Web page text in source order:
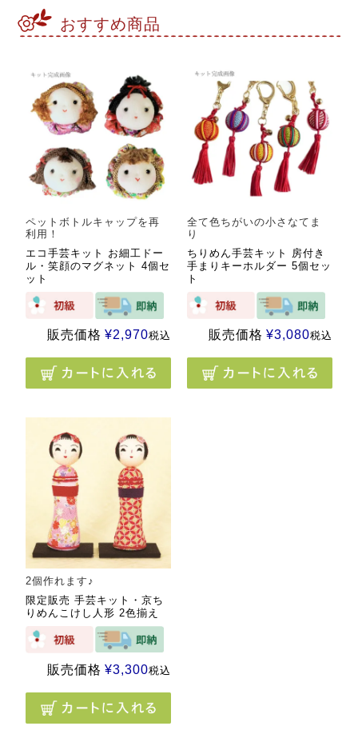
おすすめ商品
ペットボトルキャップを再
利用！
エコ手芸キット お細工ドー
ル・笑顔のマグネット 4個セ
ット
販売価格 ¥2,970税込
全て色ちがいの小さなてま
り
ちりめん手芸キット 房付き
手まりキーホルダー 5個セッ
ト
販売価格 ¥3,080税込
2個作れます♪
限定販売 手芸キット・京ち
りめんこけし人形 2色揃え
販売価格 ¥3,300税込